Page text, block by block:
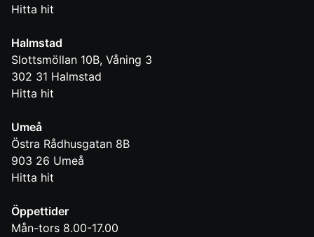
Hitta hit
Halmstad
Slottsmöllan 10B, Våning 3
302 31 Halmstad
Hitta hit
Umeå
Östra Rådhusgatan 8B
903 26 Umeå
Hitta hit
Öppettider
Mån-tors 8.00-17.00